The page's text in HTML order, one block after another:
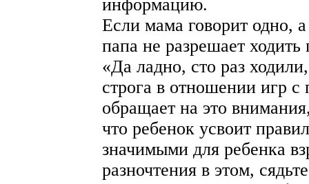
информацию.
Если мама говорит одно,
папа не разрешает ходить
«Да ладно, сто раз
строга в отношении игр с
обращает на это
что ребенок усвоит
значимыми для ребенка
разночтения в этом,